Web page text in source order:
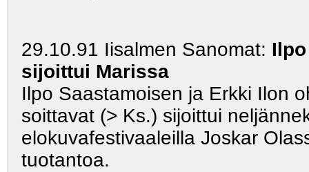
29.10.91 Iisalmen Sanomat:
sijoittui Marissa
Ilpo Saastamoisen ja Erkki Ilon
soittavat (> Ks.) sijoittui
elokuvafestivaaleilla Joskar
tuotantoa.